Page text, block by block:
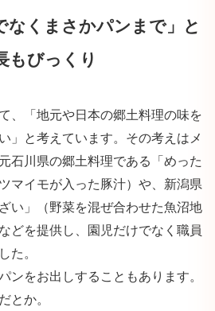
なくまさかパンまで」と
もびっくり
、「地元や日本の郷土料理の味を
」と考えています。その考えはメ
石川県の郷土料理である「めった
マイモが入った豚汁）や、新潟県
い」（野菜を混ぜ合わせた魚沼地
どを提供し、園児だけでなく職員
た。
ンをお出しすることもあります。
とか。